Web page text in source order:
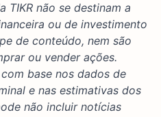
TIKR não se destinam a
ou de investimento
de conteúdo, nem são
ou vender ações.
base nos dados de
e nas estimativas dos
não incluir notícias